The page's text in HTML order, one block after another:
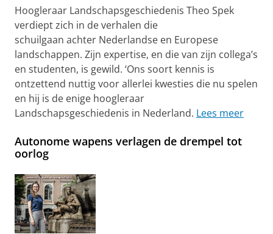
Hoogleraar Landschapsgeschiedenis Theo Spek
verdiept zich in de verhalen die
schuilgaan achter Nederlandse en Europese
landschappen. Zijn expertise, en die van zijn collega’s
en studenten, is gewild. ‘Ons soort kennis is
ontzettend nuttig voor allerlei kwesties die nu spelen
en hij is de enige hoogleraar
Landschapsgeschiedenis in Nederland. Lees meer
Autonome wapens verlagen de drempel tot
oorlog